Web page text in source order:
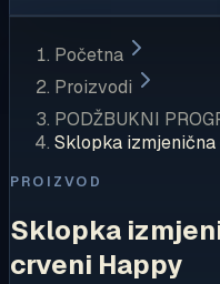
Početna
Proizvodi
PODŽBUKNI
Sklopka
PROIZVOD
Sklopka
crveni Happy